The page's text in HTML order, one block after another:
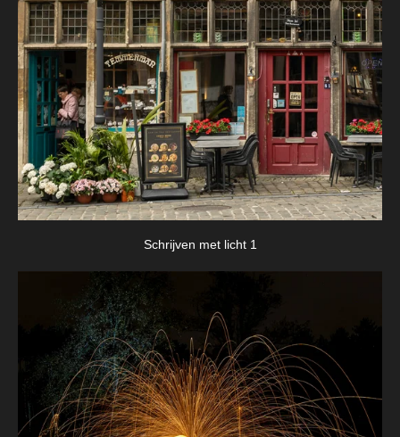
Schrijven met licht 1